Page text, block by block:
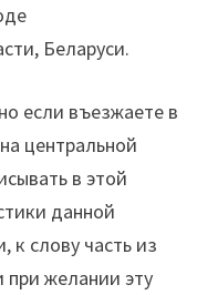
Беларуси.
если въезжаете в
центральной
в этой
данной
к слову часть из
желании эту